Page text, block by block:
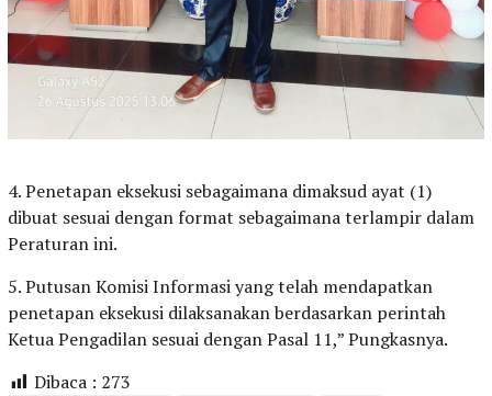
4. Penetapan eksekusi sebagaimana dimaksud ayat (1)
dibuat sesuai dengan format sebagaimana terlampir dalam
Peraturan ini.
5. Putusan Komisi Informasi yang telah mendapatkan
penetapan eksekusi dilaksanakan berdasarkan perintah
Ketua Pengadilan sesuai dengan Pasal 11,” Pungkasnya.
Dibaca : 273